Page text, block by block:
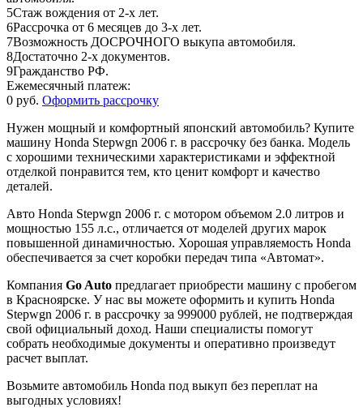
5Стаж вождения от 2-х лет.
6Рассрочка от 6 месяцев до 3-х лет.
7Возможность ДОСРОЧНОГО выкупа автомобиля.
8Достаточно 2-х документов.
9Гражданство РФ.
Ежемесячный платеж:
0 руб. Оформить рассрочку
Нужен мощный и комфортный японский автомобиль? Купите
машину Honda Stepwgn 2006 г. в рассрочку без банка. Модель
с хорошими техническими характеристиками и эффектной
отделкой понравится тем, кто ценит комфорт и качество
деталей.
Авто Honda Stepwgn 2006 г. с мотором объемом 2.0 литров и
мощностью 155 л.с., отличается от моделей других марок
повышенной динамичностью. Хорошая управляемость Honda
обеспечивается за счет коробки передач типа «Автомат».
Компания Go Auto предлагает приобрести машину с пробегом
в Красноярске. У нас вы можете оформить и купить Honda
Stepwgn 2006 г. в рассрочку за 999000 рублей, не подтверждая
свой официальный доход. Наши специалисты помогут
собрать необходимые документы и оперативно произведут
расчет выплат.
Возьмите автомобиль Honda под выкуп без переплат на
выгодных условиях!